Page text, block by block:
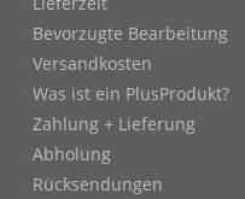
Bevorzugte Bearbeitung
Versandkosten
Was ist ein PlusProdukt?
Zahlung + Lieferung
Abholung
Rücksendungen